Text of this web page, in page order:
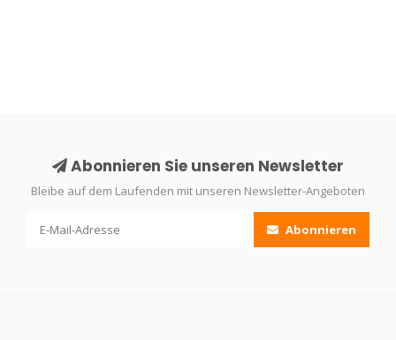
Abonnieren Sie unseren Newsletter
Bleibe auf dem Laufenden mit unseren Newsletter-Angeboten
Abonnieren